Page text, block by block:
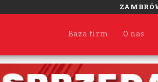
Baza firm O nas